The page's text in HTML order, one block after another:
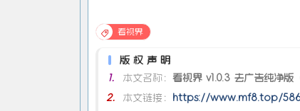
看视界
版权声明
1.
本文名称： 看视界 v1.0.3 去广告纯净版
2.
本文链接：
https://www.mf8.top/